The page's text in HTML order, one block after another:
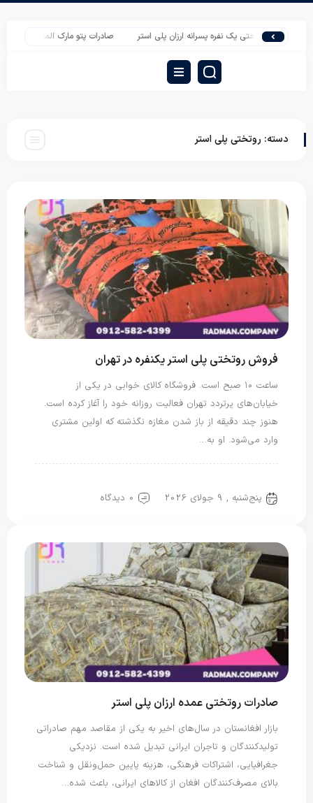
خرید روتختی یک نفره پسرانه ارزان پلی استر صادرات پتو مارک الماس گل برجسته
دسته: روتختی پلی استر
فروش روتختی پلی استر یکنفره در تهران
ساعت ۱۰ صبح است. فروشگاه کالای خوابی در یکی از
خیابان‌های پرتردد تهران فعالیت روزانه خود را آغاز کرده است.
هنوز چند دقیقه از باز شدن مغازه نگذشته که اولین مشتری
وارد می‌شود. او به…
پنج‌شنبه , 9 جولای 2026 0 دیدگاه
صادرات روتختی عمده ارزان پلی استر
بازار افغانستان در سال‌های اخیر به یکی از مقاصد مهم صادراتی
تولیدکنندگان و تاجران ایرانی تبدیل شده است. نزدیکی
جغرافیایی، اشتراکات فرهنگی، هزینه پایین حمل‌ونقل و شناخت
بالای مصرف‌کنندگان افغان از کالاهای ایرانی، باعث شده…